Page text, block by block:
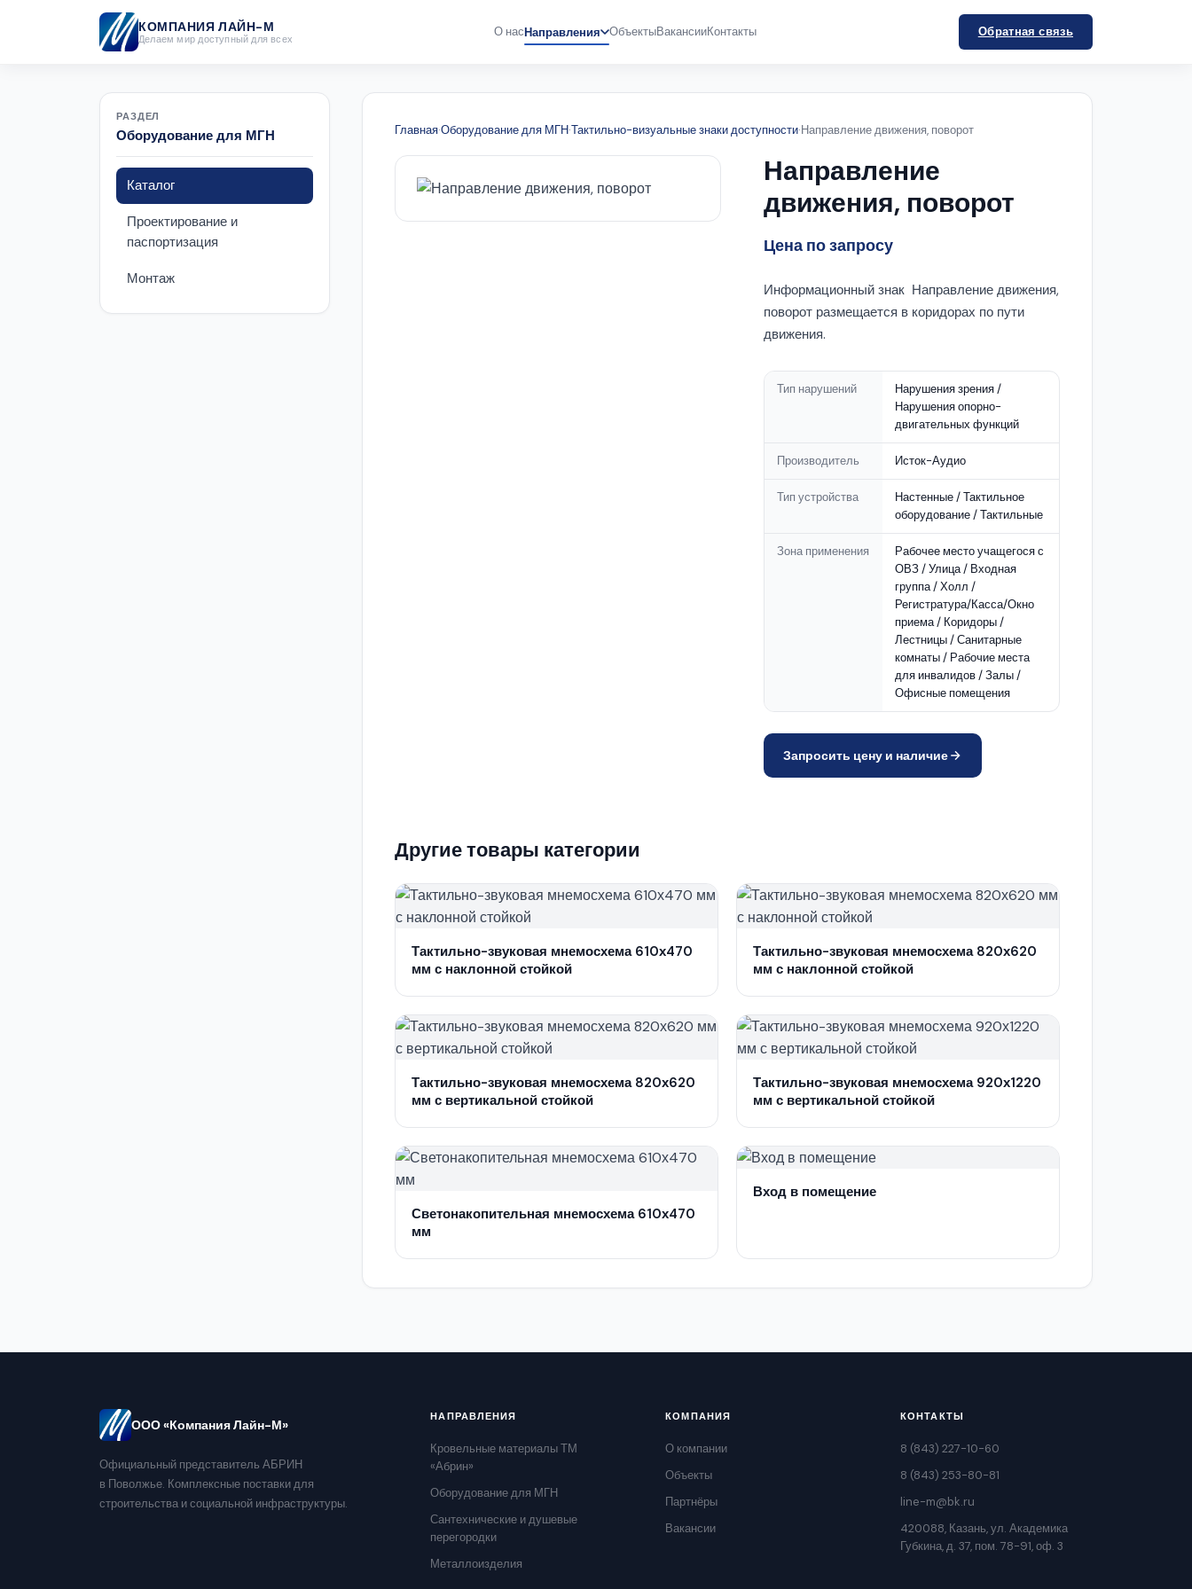
КОМПАНИЯ ЛАЙН-М
Делаем мир доступный для всех О насНаправления ОбъектыВакансииКонтакты Обратная связь
РАЗДЕЛ
Оборудование для МГН
Каталог
Проектирование и
паспортизация
Монтаж
Главная·Оборудование для МГН·Тактильно-визуальные знаки доступности·Направление движения, поворот
Направление
движения, поворот
Цена по запросу
Информационный знак Направление движения,
поворот размещается в коридорах по пути
движения.
Тип нарушений
Нарушения зрения /
Нарушения опорно-
двигательных функций
Производитель Исток-Аудио
Тип устройства
Настенные / Тактильное
оборудование / Тактильные
Зона применения
Рабочее место учащегося с
ОВЗ / Улица / Входная
группа / Холл /
Регистратура/Касса/Окно
приема / Коридоры /
Лестницы / Санитарные
комнаты / Рабочие места
для инвалидов / Залы /
Офисные помещения
Запросить цену и наличие
Другие товары категории
Тактильно-звуковая мнемосхема 610х470
мм с наклонной стойкой
Тактильно-звуковая мнемосхема 820х620
мм с наклонной стойкой
Тактильно-звуковая мнемосхема 820х620
мм с вертикальной стойкой
Тактильно-звуковая мнемосхема 920х1220
мм с вертикальной стойкой
Светонакопительная мнемосхема 610х470
мм
Вход в помещение
ООО «Компания Лайн-М»
Официальный представитель АБРИН
в Поволжье. Комплексные поставки для
строительства и социальной инфраструктуры.
НАПРАВЛЕНИЯ
Кровельные материалы ТМ
«Абрин»
Оборудование для МГН
Сантехнические и душевые
перегородки
Металлоизделия
КОМПАНИЯ
О компании
Объекты
Партнёры
Вакансии
КОНТАКТЫ
8 (843) 227-10-60
8 (843) 253-80-81
line-m@bk.ru
420088, Казань, ул. Академика
Губкина, д. 37, пом. 78-91, оф. 3